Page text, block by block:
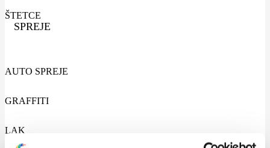
ŠTETCE
SPREJE
AUTO SPREJE
GRAFFITI
LAK